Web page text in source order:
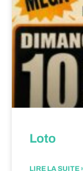
Loto
LIRE LA SUITE